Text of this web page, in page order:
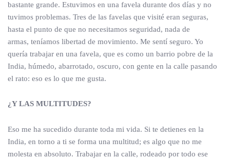
bastante grande. Estuvimos en una favela durante dos días y no
tuvimos problemas. Tres de las favelas que visité eran seguras,
hasta el punto de que no necesitamos seguridad, nada de
armas, teníamos libertad de movimiento. Me sentí seguro. Yo
quería trabajar en una favela, que es como un barrio pobre de la
India, húmedo, abarrotado, oscuro, con gente en la calle pasando
el rato: eso es lo que me gusta.
¿Y LAS MULTITUDES?
Eso me ha sucedido durante toda mi vida. Si te detienes en la
India, en torno a ti se forma una multitud; es algo que no me
molesta en absoluto. Trabajar en la calle, rodeado por todo ese